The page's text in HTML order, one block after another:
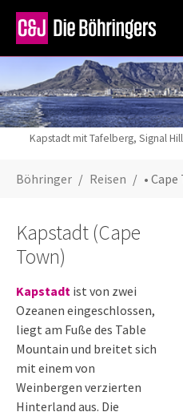
Skip to main content
Kapstadt mit Tafelberg, Signal
Böhringer Reisen •
Kapstadt (Cape
Town)
Kapstadt ist von zwei
Ozeanen eingeschlossen,
liegt am Fuße des Table
Mountain und breitet sich
mit einem von
Weinbergen verzierten
Hinterland aus. Die